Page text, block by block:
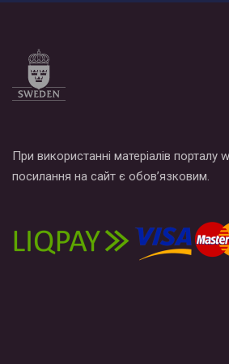
При використанні матеріалів порталу
посилання на сайт є обов’язковим.